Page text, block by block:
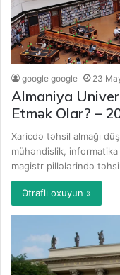
google google 23
Almaniya
Etmək Olar? –
Xaricdə təhsil almağı
mühəndislik,
magistr pillələrində
Ətraflı oxuyun »